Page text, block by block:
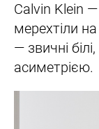
Calvin Klein —
мерехтіли
— звичні
асиметрією.